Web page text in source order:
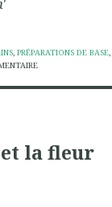
, PRÉPARATIONS DE BASE,
la fleur